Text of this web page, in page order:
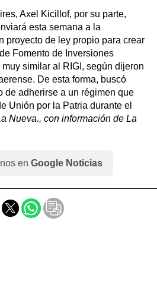
Axel Kicillof, por su parte,
esta semana a la
proyecto de ley propio para crear
Fomento de Inversiones
similar al RIGI, según dijeron
De esta forma, buscó
de adherirse a un régimen que
Unión por la Patria durante el
Nueva., con información de La
en Google Noticias